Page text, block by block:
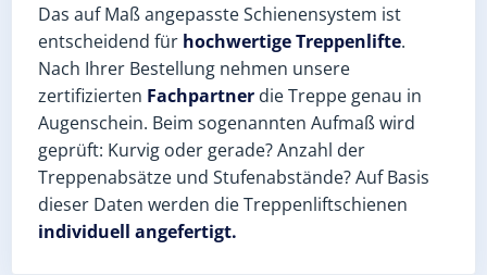
Das auf Maß angepasste Schienensystem ist
entscheidend für hochwertige Treppenlifte.
Nach Ihrer Bestellung nehmen unsere
zertifizierten Fachpartner die Treppe genau in
Augenschein. Beim sogenannten Aufmaß wird
geprüft: Kurvig oder gerade? Anzahl der
Treppenabsätze und Stufenabstände? Auf Basis
dieser Daten werden die Treppenliftschienen
individuell angefertigt.